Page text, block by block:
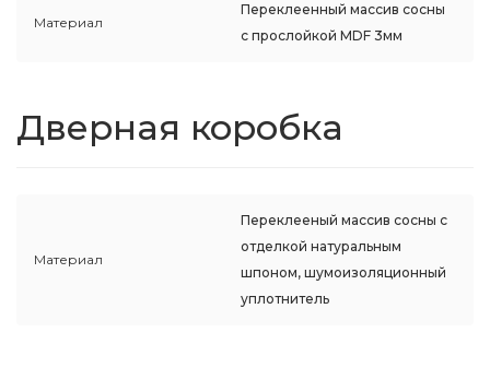
Материал
Переклеенный массив сосны
с прослойкой MDF 3мм
Дверная коробка
Материал
Переклееный массив сосны с
отделкой натуральным
шпоном, шумоизоляционный
уплотнитель